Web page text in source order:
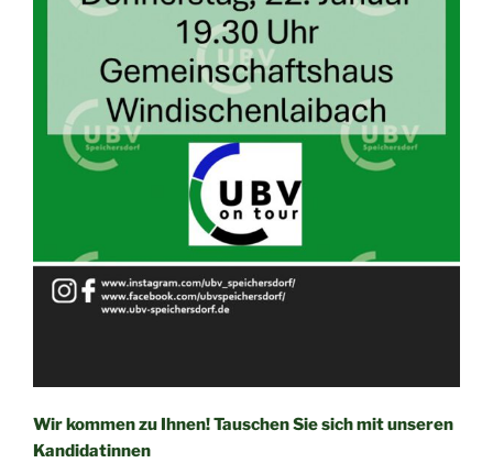
Wir kommen zu Ihnen! Tauschen Sie sich mit unseren
Kandidatinnen